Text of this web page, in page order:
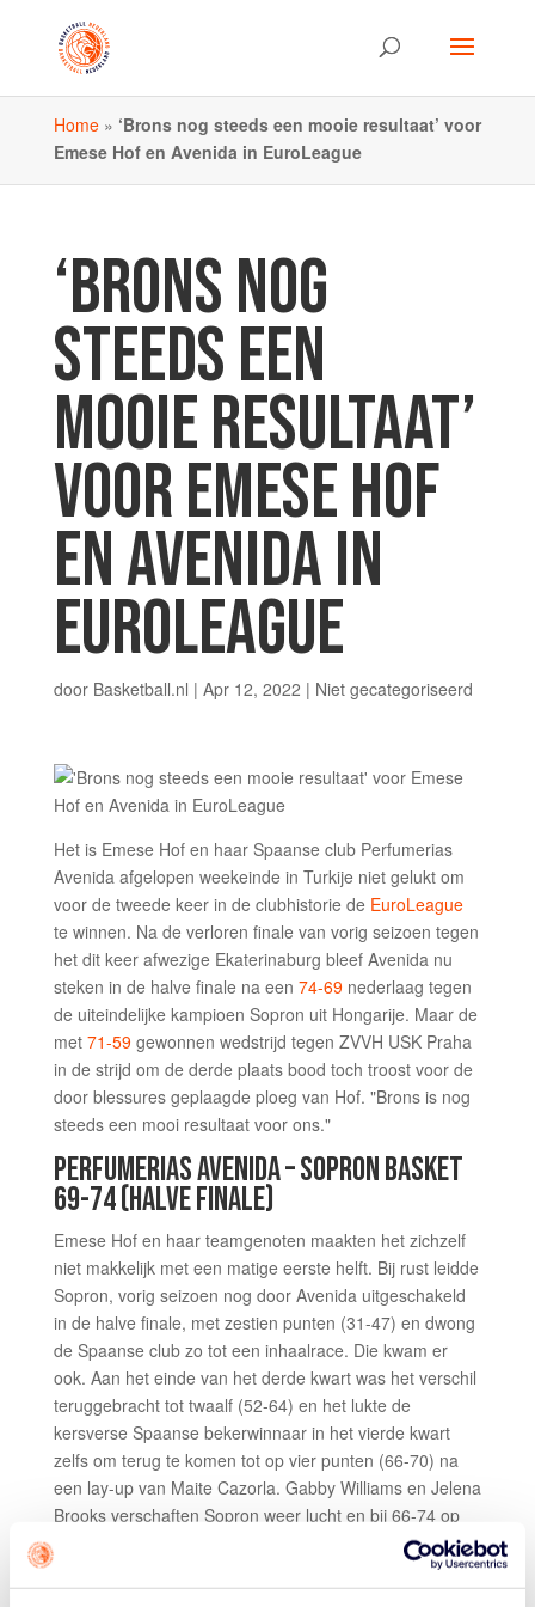
Home» ‘Brons nog steeds een mooie resultaat’ voor
Emese Hof en Avenida in EuroLeague
‘BRONS NOG
STEEDS EEN
MOOIE RESULTAAT’
VOOR EMESE HOF
EN AVENIDA IN
EUROLEAGUE
door Basketball.nl | Apr 12, 2022 | Niet gecategoriseerd
Het is Emese Hof en haar Spaanse club Perfumerias
Avenida afgelopen weekeinde in Turkije niet gelukt om
voor de tweede keer in de clubhistorie de EuroLeague
te winnen. Na de verloren finale van vorig seizoen tegen
het dit keer afwezige Ekaterinaburg bleef Avenida nu
steken in de halve finale na een 74-69nederlaag tegen
de uiteindelijke kampioen Sopron uit Hongarije. Maar de
met 71-59gewonnen wedstrijd tegen ZVVH USK Praha
in de strijd om de derde plaats bood toch troost voor de
door blessures geplaagde ploeg van Hof. "Brons is nog
steeds een mooi resultaat voor ons."
PERFUMERIAS AVENIDA – SOPRON BASKET
69-74 (HALVE FINALE)
Emese Hof en haar teamgenoten maakten het zichzelf
niet makkelijk met een matige eerste helft. Bij rust leidde
Sopron, vorig seizoen nog door Avenida uitgeschakeld
in de halve finale, met zestien punten (31-47) en dwong
de Spaanse club zo tot een inhaalrace. Die kwam er
ook. Aan het einde van het derde kwart was het verschil
teruggebracht tot twaalf (52-64) en het lukte de
kersverse Spaanse bekerwinnaar in het vierde kwart
zelfs om terug te komen tot op vier punten (66-70) na
een lay-up van Maite Cazorla. Gabby Williams en Jelena
Brooks verschaften Sopron weer lucht en bij 66-74 op
26 seconden voor het einde was het duel feitelijk beslist,
daar kon een late driepunter van Katie Lou Samuelson